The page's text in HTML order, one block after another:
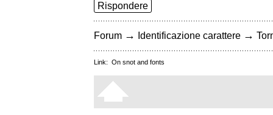
Rispondere
Forum → Identificazione carattere →
Link: On snot and fonts